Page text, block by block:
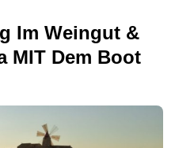
Im Weingut &
MIT Dem Boot